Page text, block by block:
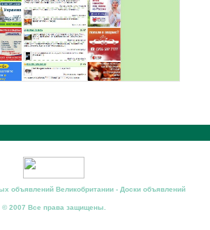
объявлений Великобритании - Доски объявлений
© 2007 Все права защищены.